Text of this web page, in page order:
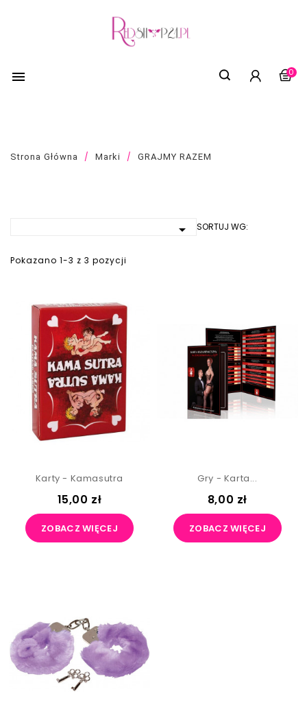
 0
Strona Główna Marki GRAJMY RAZEM
SORTUJ WG:

Pokazano 1-3 z 3 pozycji
Karty - Kamasutra
15,00 zł
ZOBACZ WIĘCEJ
Gry - Karta...
8,00 zł
ZOBACZ WIĘCEJ